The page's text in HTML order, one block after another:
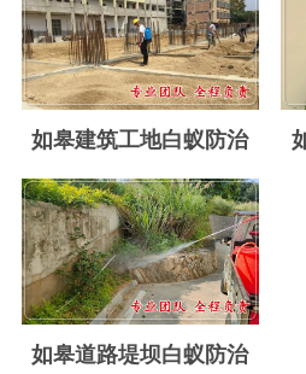
仙居白蚁防治
广州白蚁防治
东莞白蚁防治
佛山白蚁防治
深圳白蚁防治
云浮白蚁防治
新兴白蚁防治
如皋建筑工地白蚁防治
如皋道路堤坝白蚁防治